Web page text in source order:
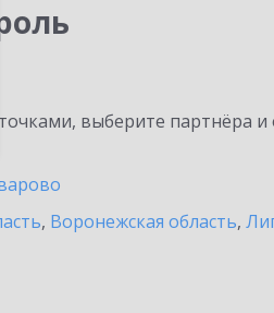
выберите партнёра и
, Воронежская область,